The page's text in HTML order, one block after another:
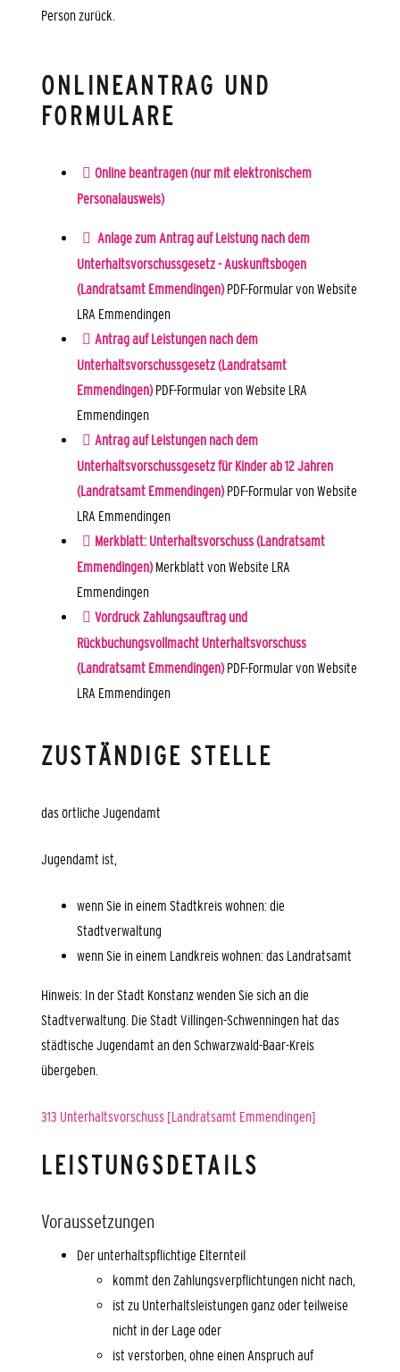
Person zurück.
ONLINEANTRAG UND
FORMULARE
Online beantragen (nur mit elektronischem
Personalausweis)
Anlage zum Antrag auf Leistung nach dem
Unterhaltsvorschussgesetz - Auskunftsbogen
(Landratsamt Emmendingen) PDF-Formular von Website
LRA Emmendingen
Antrag auf Leistungen nach dem
Unterhaltsvorschussgesetz (Landratsamt
Emmendingen) PDF-Formular von Website LRA
Emmendingen
Antrag auf Leistungen nach dem
Unterhaltsvorschussgesetz für Kinder ab 12 Jahren
(Landratsamt Emmendingen) PDF-Formular von Website
LRA Emmendingen
Merkblatt: Unterhaltsvorschuss (Landratsamt
Emmendingen) Merkblatt von Website LRA
Emmendingen
Vordruck Zahlungsauftrag und
Rückbuchungsvollmacht Unterhaltsvorschuss
(Landratsamt Emmendingen) PDF-Formular von Website
LRA Emmendingen
ZUSTÄNDIGE STELLE
das örtliche Jugendamt
Jugendamt ist,
wenn Sie in einem Stadtkreis wohnen: die
Stadtverwaltung
wenn Sie in einem Landkreis wohnen: das Landratsamt
Hinweis: In der Stadt Konstanz wenden Sie sich an die
Stadtverwaltung. Die Stadt Villingen-Schwenningen hat das
städtische Jugendamt an den Schwarzwald-Baar-Kreis
übergeben.
313 Unterhaltsvorschuss [Landratsamt Emmendingen]
LEISTUNGSDETAILS
Voraussetzungen
Der unterhaltspflichtige Elternteil
kommt den Zahlungsverpflichtungen nicht nach,
ist zu Unterhaltsleistungen ganz oder teilweise
nicht in der Lage oder
ist verstorben, ohne einen Anspruch auf